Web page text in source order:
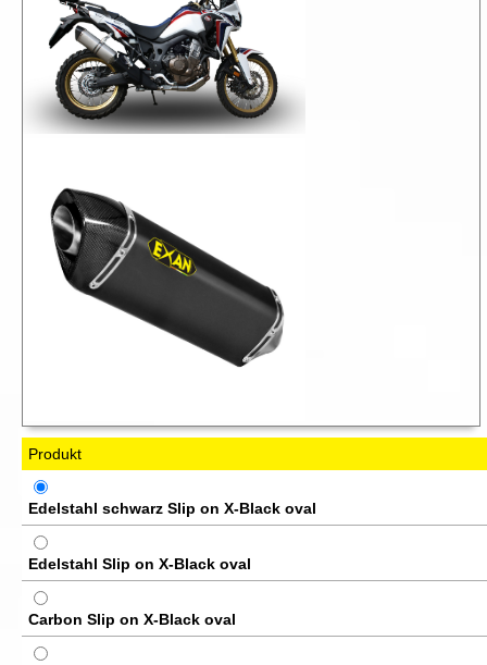
Produkt
Edelstahl schwarz Slip on X-Black oval
Edelstahl Slip on X-Black oval
Carbon Slip on X-Black oval